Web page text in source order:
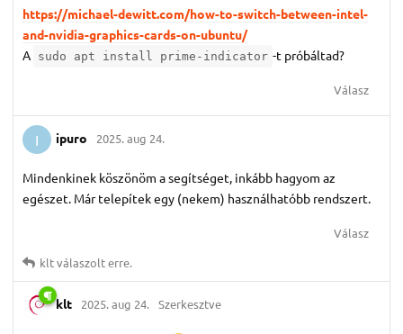
https://michael-dewitt.com/how-to-switch-between-intel-
and-nvidia-graphics-cards-on-ubuntu/
A sudo apt install prime-indicator -t próbáltad?
Válasz
I ipuro 2025. aug 24.
Mindenkinek köszönöm a segítséget, inkább hagyom az
egészet. Már telepítek egy (nekem) használhatóbb rendszert.
Válasz
kltválaszolt erre.
klt 2025. aug 24. Szerkesztve